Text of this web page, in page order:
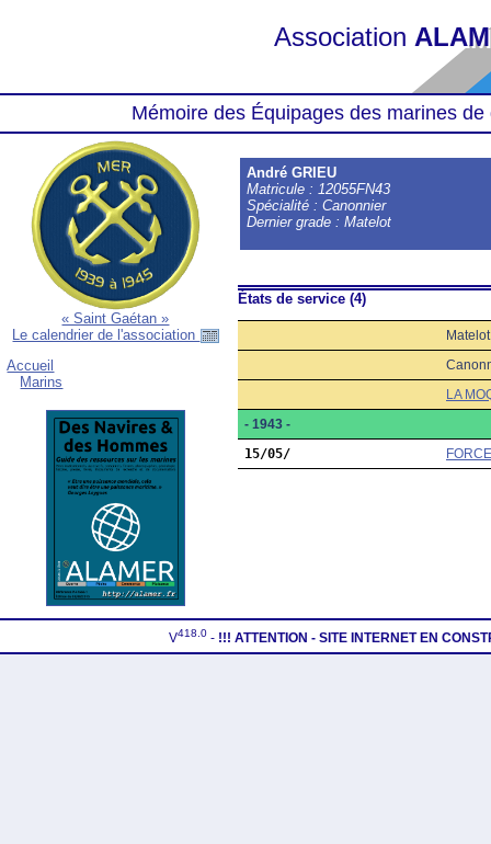
Association
Mémoire des Équipages des marines
« Saint Gaétan »
Le calendrier de l'association
Accueil
Marins
André GRIEU
Matricule : 12055FN43
Spécialité : Canonnier
Dernier grade : Matelot
États de service (4)
Matelot
LA
- 1943 -
15/05/
V418.0 - !!! ATTENTION - SITE INTERNET EN